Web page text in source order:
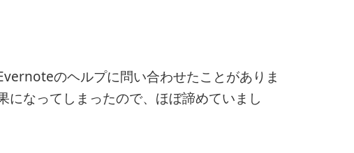
のヘルプに問い合わせたことがありま
になってしまったので、ほぼ諦めていまし